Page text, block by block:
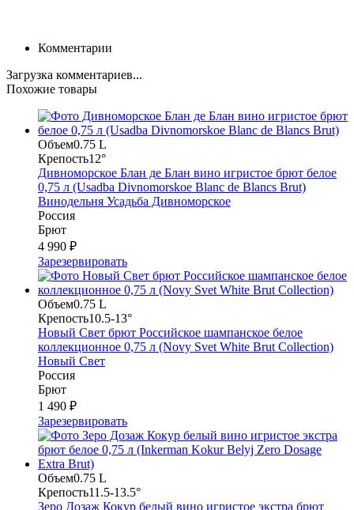
Комментарии
Загрузка комментариев...
Похожие товары
Объем0.75 L
Крепость12°
Дивноморское Блан де Блан вино игристое брют белое
0,75 л (Usadba Divnomorskoe Blanc de Blancs Brut)
Винодельня Усадьба Дивноморское
Россия
Брют
4 990 ₽
Зарезервировать
Объем0.75 L
Крепость10.5-13°
Новый Свет брют Российское шампанское белое
коллекционное 0,75 л (Novy Svet White Brut Collection)
Новый Свет
Россия
Брют
1 490 ₽
Зарезервировать
Объем0.75 L
Крепость11.5-13.5°
Зеро Дозаж Кокур белый вино игристое экстра брют